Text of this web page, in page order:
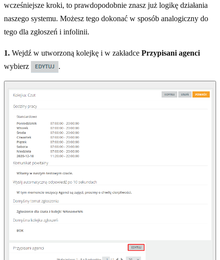
wcześniejsze kroki, to prawdopodobnie znasz już logikę działania
naszego systemu. Możesz tego dokonać w sposób analogiczny do
tego dla zgłoszeń i infolinii.
1. Wejdź w utworzoną kolejkę i w zakładce Przypisani agenci
wybierz
.